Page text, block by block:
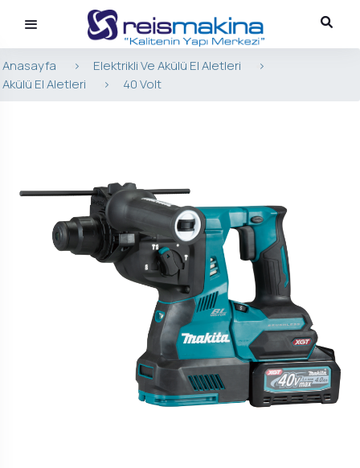
Anasayfa > Elektrikli Ve Akülü El Aletleri
>
Akülü El Aletleri
> 40 Volt